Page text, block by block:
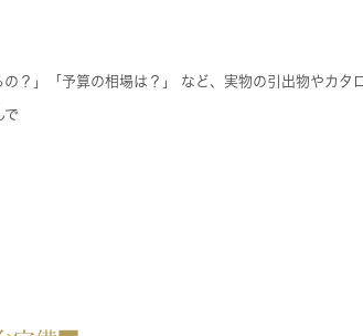
？」「予算の相場は？」 など、実物の引出物やカタ
で